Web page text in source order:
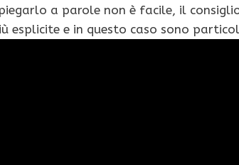
a parole non è facile, il
esplicite e in questo caso sono